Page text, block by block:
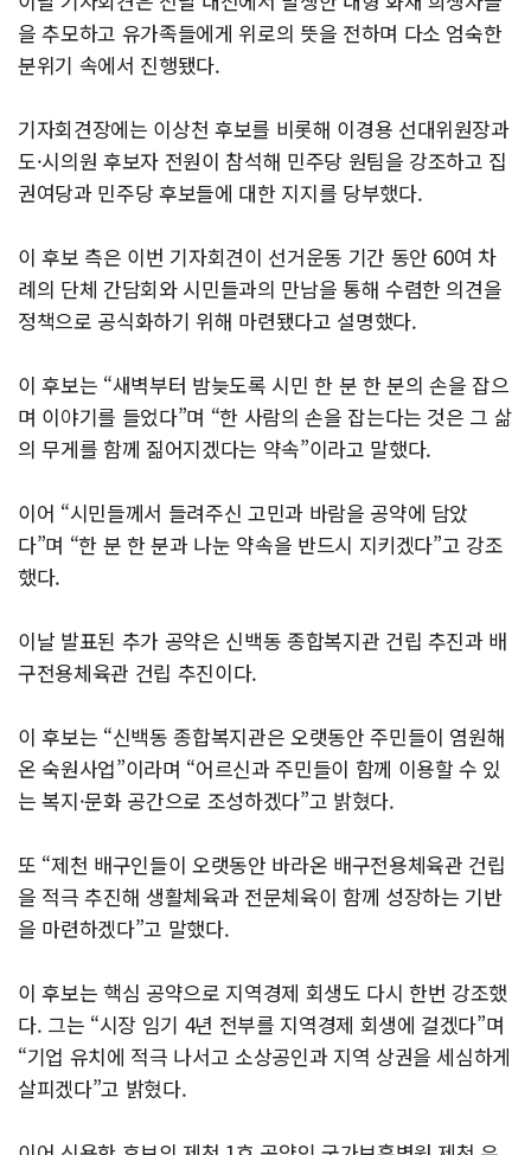
을 추모하고 유가족들에게 위로의 뜻을 전하며 다소 엄숙한
분위기 속에서 진행됐다.
기자회견장에는 이상천 후보를 비롯해 이경용 선대위원장과
도·시의원 후보자 전원이 참석해 민주당 원팀을 강조하고 집
권여당과 민주당 후보들에 대한 지지를 당부했다.
이 후보 측은 이번 기자회견이 선거운동 기간 동안 60여 차
례의 단체 간담회와 시민들과의 만남을 통해 수렴한 의견을
정책으로 공식화하기 위해 마련됐다고 설명했다.
이 후보는 “새벽부터 밤늦도록 시민 한 분 한 분의 손을 잡으
며 이야기를 들었다”며 “한 사람의 손을 잡는다는 것은 그 삶
의 무게를 함께 짊어지겠다는 약속”이라고 말했다.
이어 “시민들께서 들려주신 고민과 바람을 공약에 담았
다”며 “한 분 한 분과 나눈 약속을 반드시 지키겠다”고 강조
했다.
이날 발표된 추가 공약은 신백동 종합복지관 건립 추진과 배
구전용체육관 건립 추진이다.
이 후보는 “신백동 종합복지관은 오랫동안 주민들이 염원해
온 숙원사업”이라며 “어르신과 주민들이 함께 이용할 수 있
는 복지·문화 공간으로 조성하겠다”고 밝혔다.
또 “제천 배구인들이 오랫동안 바라온 배구전용체육관 건립
을 적극 추진해 생활체육과 전문체육이 함께 성장하는 기반
을 마련하겠다”고 말했다.
이 후보는 핵심 공약으로 지역경제 회생도 다시 한번 강조했
다. 그는 “시장 임기 4년 전부를 지역경제 회생에 걸겠다”며
“기업 유치에 적극 나서고 소상공인과 지역 상권을 세심하게
살피겠다”고 밝혔다.